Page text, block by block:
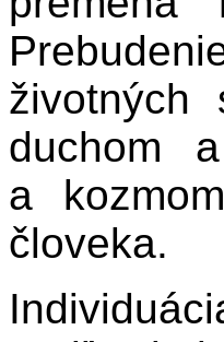
duchom
a
človeka.